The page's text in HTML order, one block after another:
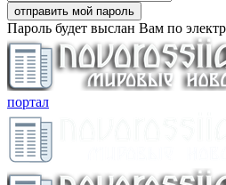
Пароль будет выслан Вам по
портал